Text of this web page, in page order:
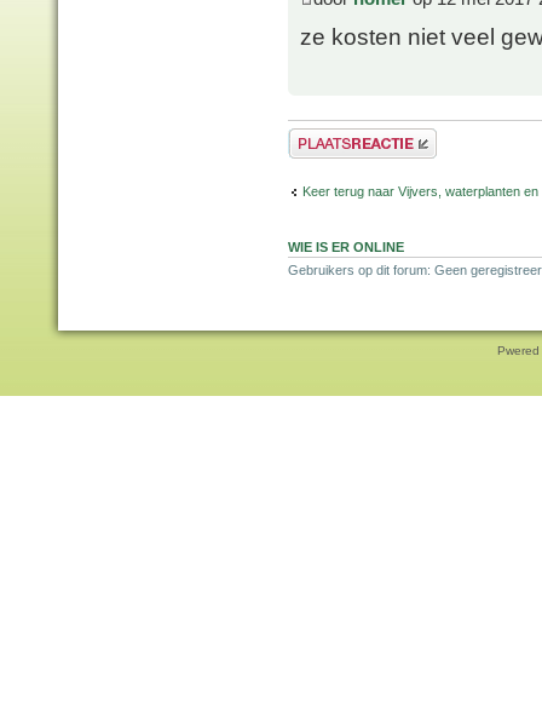
ze kosten niet veel
Plaats een reactie
Keer terug naar Vijvers, waterplanten en
WIE IS ER ONLINE
Gebruikers op dit forum: Geen